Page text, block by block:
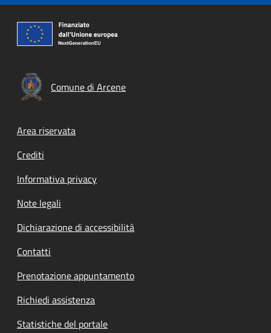
Comune di Arcene
Footer menu
Area riservata
Crediti
Informativa privacy
Note legali
Dichiarazione di accessibilità
Contatti
Prenotazione appuntamento
Richiedi assistenza
Statistiche del portale